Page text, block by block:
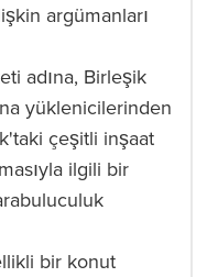
argümanları
adına, Birleşik
yüklenicilerinden
çeşitli inşaat
ilgili bir
bir konut